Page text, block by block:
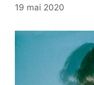
19 mai 2020